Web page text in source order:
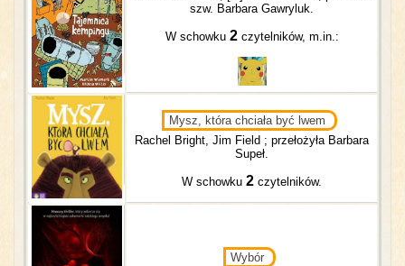
szw. Barbara Gawryluk.
W schowku 2czytelników, m.in.:
Mysz, która chciała być lwem
Rachel Bright, Jim Field ; przełożyła Barbara
Supeł.
W schowku 2 czytelników.
Wybór